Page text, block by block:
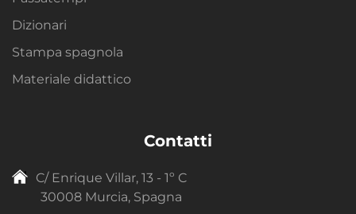
Dizionari
Stampa spagnola
Materiale didattico
Contatti
C/ Enrique Villar, 13 - 1º C
30008 Murcia, Spagna